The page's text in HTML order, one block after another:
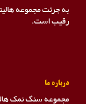
به جرئت مجموعه
رقیب است.
درباره ما
مجموعه سنگ نمک